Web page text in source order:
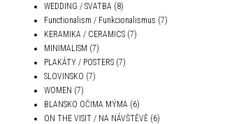
WEDDING / SVATBA (8)
Functionalism / Funkcionalismus (7)
KERAMIKA / CERAMICS (7)
MINIMALISM (7)
PLAKÁTY / POSTERS (7)
SLOVINSKO (7)
WOMEN (7)
BLANSKO OČIMA MÝMA (6)
ON THE VISIT / NA NÁVŠTĚVĚ (6)